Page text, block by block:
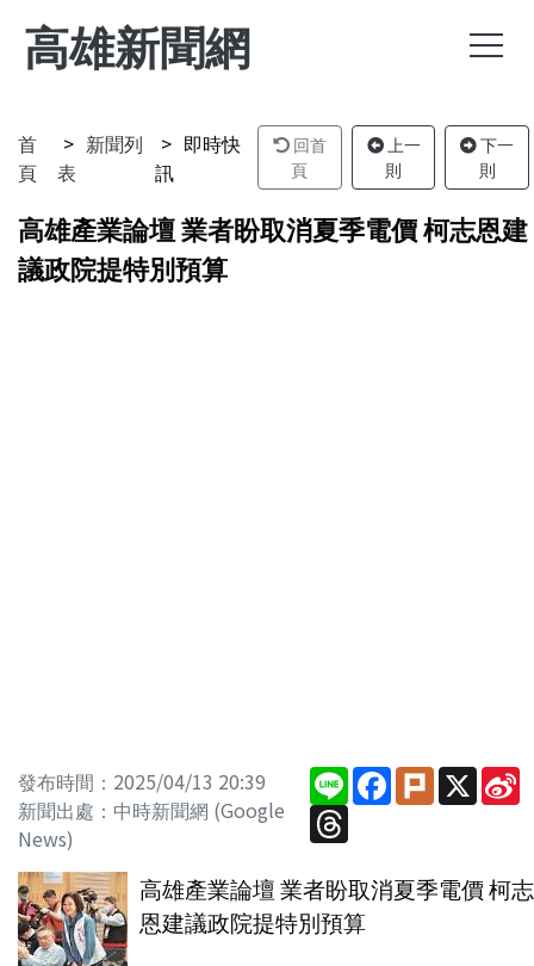
高雄新聞網
首
頁
新聞列
表
即時快
訊
回首
頁
上一
則
下一
則
高雄產業論壇 業者盼取消夏季電價 柯志恩建
議政院提特別預算
發布時間：2025/04/13 20:39
新聞出處：中時新聞網 (Google
News)
LineFacebook
PlurkX
Threads
高雄產業論壇 業者盼取消夏季電價 柯志
恩建議政院提特別預算